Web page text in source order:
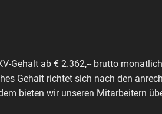
Gehalt ab € 2.362,-- brutto
Gehalt richtet sich nach den
bieten wir unseren Mitarbeitern